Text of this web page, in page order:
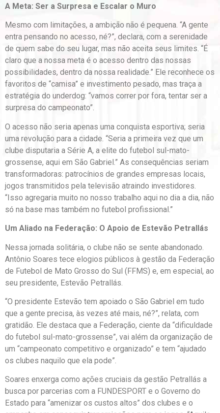
A Meta: Ser a Surpresa e Escalar o Muro
Mesmo com limitações, a ambição não é pequena. “A gente
entra pensando no acesso, né?”, declara, com a serenidade
de quem sabe do seu lugar, mas não aceita seus limites. “É
claro que a nossa meta é o acesso dentro das nossas
possibilidades, dentro da nossa realidade.” Ele reconhece os
favoritos de “camisa” e investimento pesado, mas traça a
estratégia do underdog: “vamos correr por fora, tentar ser a
surpresa do campeonato”.
O acesso não seria apenas uma conquista esportiva; seria
uma revolução para a cidade. “Seria a primeira vez que um
clube disputaria a Série A, a elite do futebol sul-mato-
grossense, aqui em São Gabriel.” As consequências seriam
transformadoras: patrocínios de grandes empresas locais,
jogos transmitidos pela televisão atraindo investidores.
“Isso agregaria muito no nosso trabalho aqui no dia a dia, não
só na base mas também no futebol profissional.”
Um Aliado na Federação: O Apoio de Estevão Petrallás
Nessa jornada solitária, o clube não se sente abandonado.
Antônio Soares tece elogios públicos à gestão da Federação
de Futebol de Mato Grosso do Sul (FFMS) e, em especial, ao
seu presidente, Estevão Petrallás.
“O presidente Estevão tem apoiado o São Gabriel em tudo
que a gente precisa, às vezes até mais, né?”, relata, com
gratidão. Ele destaca que a Federação, ciente da “dificuldade
do futebol sul-mato-grossense”, vai além da organização de
um “campeonato competitivo e organizado” e tem “ajudado
os clubes naquilo que ela pode”.
Soares enxerga como ações cruciais da gestão Petrallás a
busca por parcerias com a FUNDESPORT e o Governo do
Estado para “amenizar os custos altos” dos clubes e o